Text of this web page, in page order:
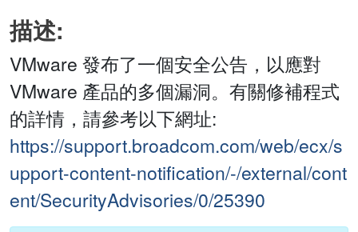
描述:
VMware 發布了一個安全公告，以應對
VMware 產品的多個漏洞。有關修補程式
的詳情，請參考以下網址:
https://support.broadcom.com/web/ecx/s
upport-content-notification/-/external/cont
ent/SecurityAdvisories/0/25390